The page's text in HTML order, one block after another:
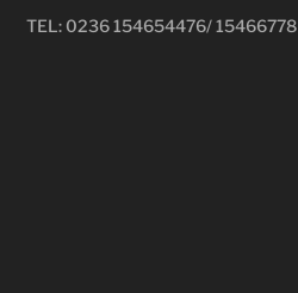
TEL: 0236 154654476/ 15466778